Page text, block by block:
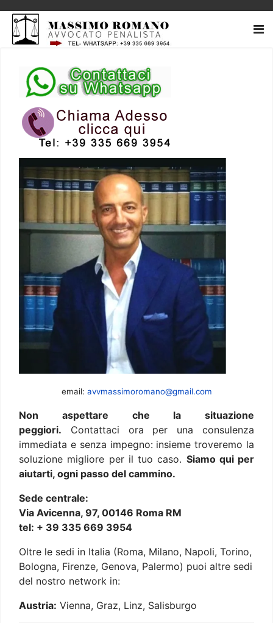
email: avvmassimoromano@gmail.com
Non aspettare che la situazione
peggiori. Contattaci ora per una consulenza
immediata e senza impegno: insieme troveremo la
soluzione migliore per il tuo caso. Siamo qui per
aiutarti, ogni passo del cammino.
Sede centrale:
Via Avicenna, 97, 00146 Roma RM
tel: + 39 335 669 3954
Oltre le sedi in Italia (Roma, Milano, Napoli, Torino,
Bologna, Firenze, Genova, Palermo) puoi altre sedi
del nostro network in:
Austria: Vienna, Graz, Linz, Salisburgo